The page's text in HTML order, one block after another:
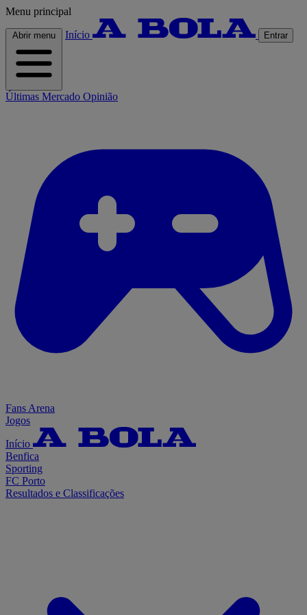
Menu principal
Abrir menu Início Entrar
Últimas Mercado Opinião
Fans Arena
Jogos
Início
Benfica
Sporting
FC Porto
Resultados e Classificações